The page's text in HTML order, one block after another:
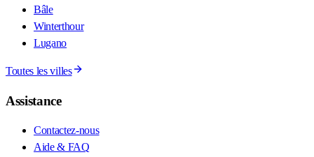
Bâle
Winterthour
Lugano
Toutes les villes
Assistance
Contactez-nous
Aide & FAQ